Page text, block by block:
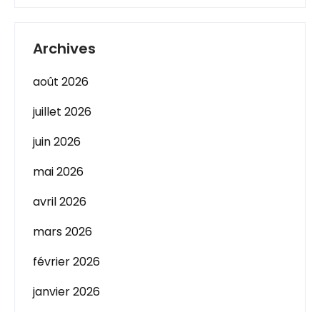
Archives
août 2026
juillet 2026
juin 2026
mai 2026
avril 2026
mars 2026
février 2026
janvier 2026